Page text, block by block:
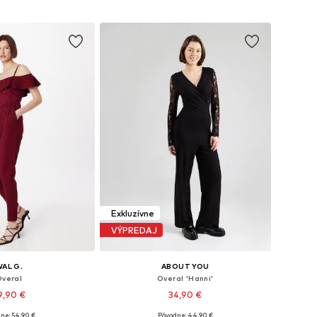
G.
€
54,90 €
Exkluzívne
VÝPREDAJ
ABOUT YOU
Overal 'Hanni'
34,90 €
Pôvodne: 44,90 €